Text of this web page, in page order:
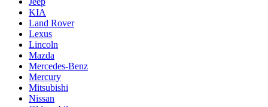
KIA
Land Rover
Lexus
Lincoln
Mazda
Mercedes-Benz
Mercury
Mitsubishi
Nissan